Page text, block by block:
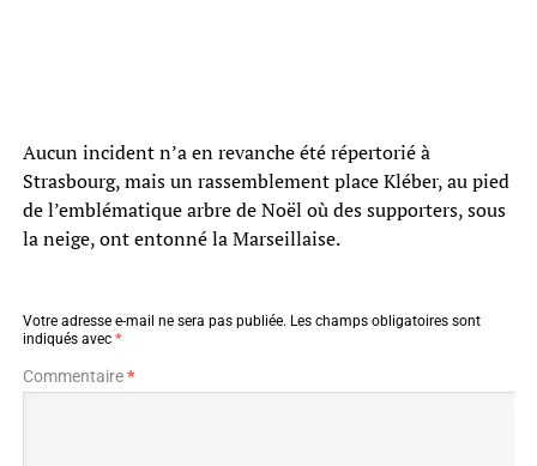
Aucun incident n’a en revanche été répertorié à
Strasbourg, mais un rassemblement place Kléber, au pied
de l’emblématique arbre de Noël où des supporters, sous
la neige, ont entonné la Marseillaise.
Votre adresse e-mail ne sera pas publiée. Les champs obligatoires sont
indiqués avec *
Commentaire*